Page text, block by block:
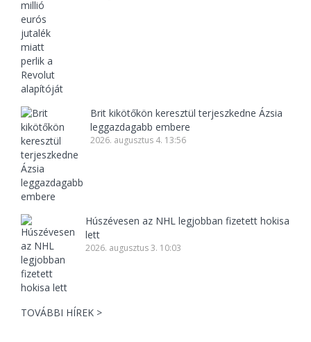
Brit kikötőkön keresztül terjeszkedne Ázsia
leggazdagabb embere
2026. augusztus 4. 13:56
Húszévesen az NHL legjobban fizetett hokisa
lett
2026. augusztus 3. 10:03
TOVÁBBI HÍREK >